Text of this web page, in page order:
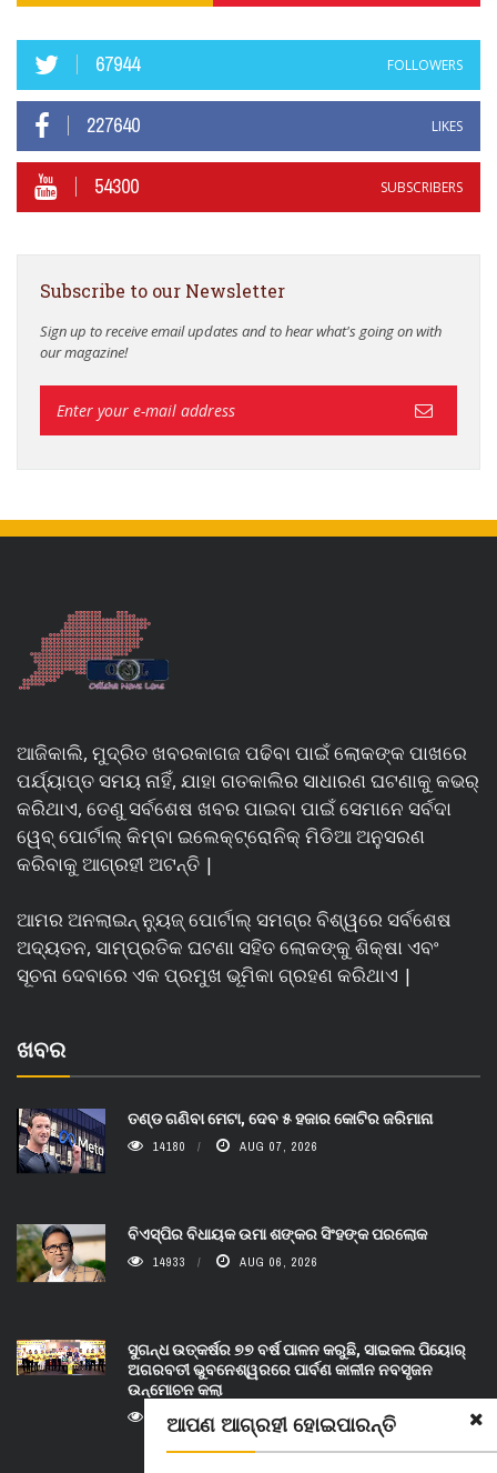
ଆପଣ ଆଗ୍ରହୀ ହୋଇପାରନ୍ତି
67944 FOLLOWERS
227640 LIKES
54300 SUBSCRIBERS
Subscribe to our Newsletter
Sign up to receive email updates and to hear what's going on with
our magazine!
ଆଜିକାଲି, ମୁଦ୍ରିତ ଖବରକାଗଜ ପଢିବା ପାଇଁ ଲୋକଙ୍କ ପାଖରେ
ପର୍ଯ୍ୟାପ୍ତ ସମୟ ନାହିଁ, ଯାହା ଗତକାଲିର ସାଧାରଣ ଘଟଣାକୁ କଭର୍
କରିଥାଏ, ତେଣୁ ସର୍ବଶେଷ ଖବର ପାଇବା ପାଇଁ ସେମାନେ ସର୍ବଦା
ୱେବ୍ ପୋର୍ଟାଲ୍ କିମ୍ବା ଇଲେକ୍ଟ୍ରୋନିକ୍ ମିଡିଆ ଅନୁସରଣ
କରିବାକୁ ଆଗ୍ରହୀ ଅଟନ୍ତି |
ଆମର ଅନଲାଇନ୍ ନ୍ୟୁଜ୍ ପୋର୍ଟାଲ୍ ସମଗ୍ର ବିଶ୍ୱରେ ସର୍ବଶେଷ
ଅଦ୍ୟତନ, ସାମ୍ପ୍ରତିକ ଘଟଣା ସହିତ ଲୋକଙ୍କୁ ଶିକ୍ଷା ଏବଂ
ସୂଚନା ଦେବାରେ ଏକ ପ୍ରମୁଖ ଭୂମିକା ଗ୍ରହଣ କରିଥାଏ |
ଖବର
ତଣ୍ଡ ଗଣିବା ମେଟା, ଦେବ ୫ ହଜାର କୋଟିର ଜରିମାନା
14180 AUG 07, 2026
ବିଏସ୍‌ପିର ବିଧାୟକ ଉମା ଶଙ୍କର ସିଂହଙ୍କ ପରଲୋକ
14933 AUG 06, 2026
ସୁଗନ୍ଧ ଉତ୍କର୍ଷର ୭୭ ବର୍ଷ ପାଳନ କରୁଛି, ସାଇକଲ ପିୟୋର୍‌
ଅଗରବତୀ ଭୁବନେଶ୍ୱରରେ ପାର୍ବଣ କାଳୀନ ନବସୃଜନ
ଉନ୍ମୋଚନ କଲା
13999 AUG 07, 2026